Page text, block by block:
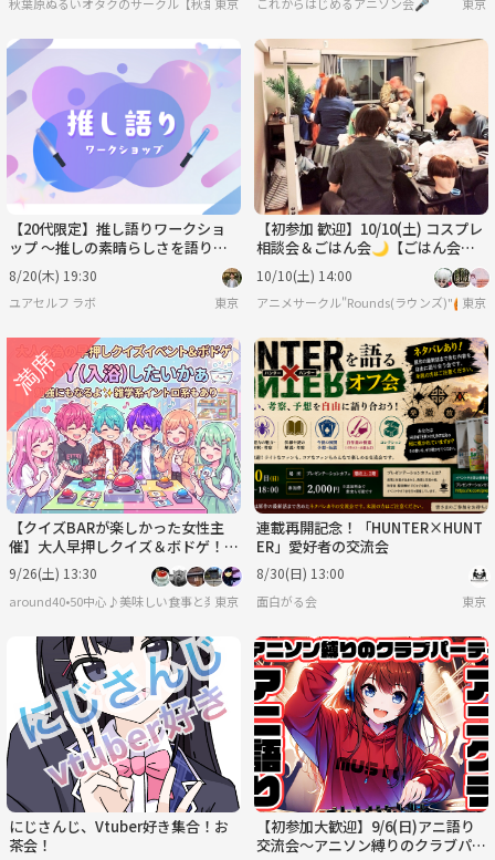
秋葉原ぬるいオタクのサークル【秋葉原ぬるオタオフ会】
東京 これからはじめるアニソン会🎤 東京
【20代限定】推し語りワークショ
ップ ～推しの素晴らしさを語りた
いのに『やばい!』しかでてこない
あなたへ～
8/20(木) 19:30
ユアセルフ ラボ 東京
【初参加 歓迎】10/10(土) コスプレ
相談会＆ごはん会🌙【ごはん会の
み参加ok】
10/10(土) 14:00
アニメサークル"Rounds(ラウンズ)"🙆東京
【クイズBARが楽しかった女性主
催】大人早押しクイズ＆ボドゲ！社
会文学歴史芸能イントロスポーツ科
学等多岐にわたり出題☆
9/26(土) 13:30
around40•50中心♪美味しい食事と楽しい会話♪＋40代50代で思うこと
東京
連載再開記念！「HUNTER×HUNT
ER」愛好者の交流会
8/30(日) 13:00
面白がる会 東京
にじさんじ、Vtuber好き集合！お
茶会！
【初参加大歓迎】9/6(日)アニ語り
交流会～アニソン縛りのクラブパー